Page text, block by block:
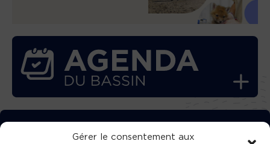
Gérer le consentement aux
TÉLÉCHARGEZ GRATUITEMENT